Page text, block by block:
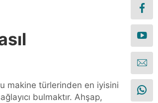
makine türlerinden en iyisini
bulmaktır. Ahşap,